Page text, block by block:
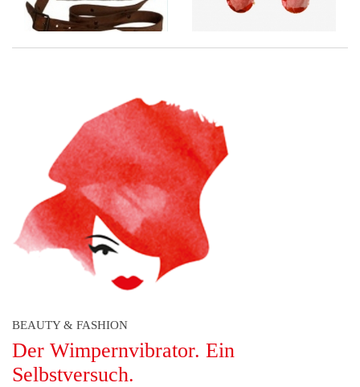
BEAUTY & FASHION
Der Wimpernvibrator. Ein
Selbstversuch.